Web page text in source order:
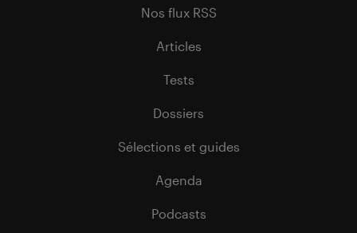
Nos flux RSS
Articles
Tests
Dossiers
Sélections et guides
Agenda
Podcasts